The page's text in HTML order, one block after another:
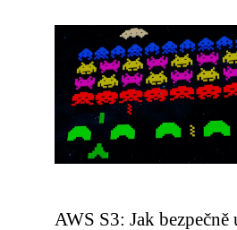
AWS S3: Jak bezpečně